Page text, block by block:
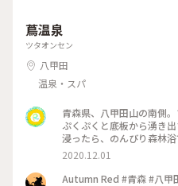
蔦温泉
ツタオンセン
八甲田
温泉・スパ
青森県、八甲田山の南側
ぷくぷくと底板から湧き
浸ったら、のんびり森林
の奥ゆかしさと、季節で
高ですよ🎵#アートと建築 #
2020.12.01